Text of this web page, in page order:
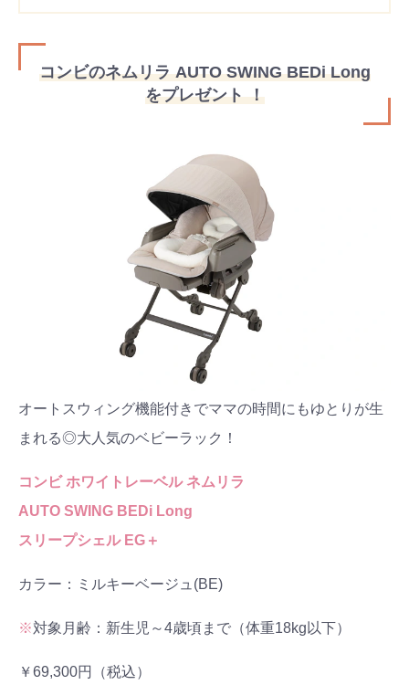
コンビのネムリラ AUTO SWING BEDi Long
をプレゼント ！
オートスウィング機能付きでママの時間にもゆとりが生
まれる◎大人気のベビーラック！
コンビ ホワイトレーベル ネムリラ
AUTO SWING BEDi Long
スリープシェル EG＋
カラー：ミルキーベージュ(BE)
※対象月齢：新生児～4歳頃まで（体重18kg以下）
￥69,300円（税込）